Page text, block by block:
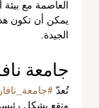
العاصمة مع بيئة
يمكن أن تكون
الجيدة.
جامعة
تُعدّ
وتقع بشكل